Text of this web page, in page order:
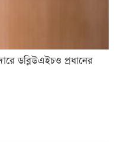
ডব্লিউএইচও প্রধানের